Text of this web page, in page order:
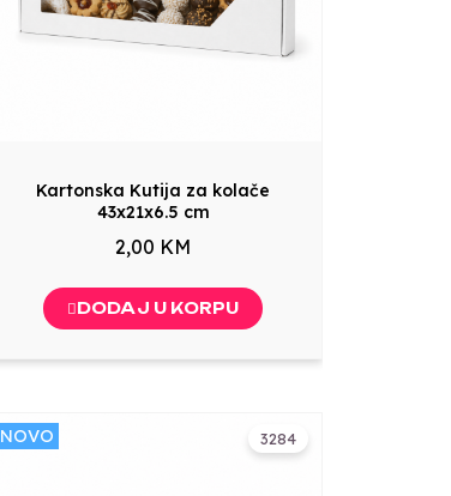
Kartonska Kutija za kolače
43x21x6.5 cm
2,00 KM
DODAJ U KORPU
3284
NOVO